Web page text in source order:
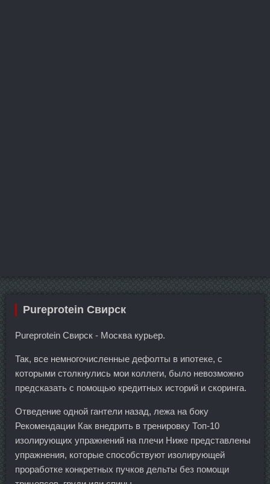
Pureprotein Свирск
Pureprotein Свирск - Москва курьер.
Так, все немногочисленные дефолты в ипотеке, с
которыми столкнулись мои коллеги, было невозможно
предсказать с помощью кредитных историй и скоринга.
Отведение одной гантели назад, лежа на боку
Рекомендации Как внедрить в тренировку Топ-10
изолирующих упражнений на плечи Ниже представлены
упражнения, которые способствуют изолирующей
проработке конкретных пучков дельты без помощи